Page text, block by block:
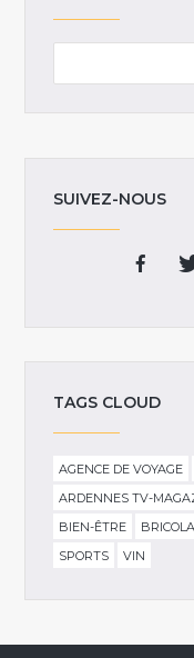
SUIVEZ-NOUS
TAGS CLOUD
AGENCE DE VOYAGE
ARDENNES TV-
BIEN-ÊTRE
SPORTS
VIN